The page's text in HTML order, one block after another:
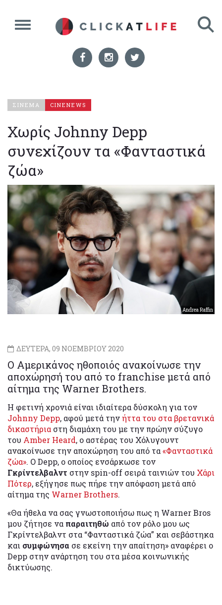
ΣΙΝΕΜΑ CINENEWS
Χωρίς Johnny Depp
συνεχίζουν τα «Φανταστικά
ζώα»
Andrea Raffin
ΔΕΥΤΕΡΑ, 09 ΝΟΕΜΒΡΙΟΥ 2020
Ο Αμερικάνος ηθοποιός ανακοίνωσε την
αποχώρησή του από το franchise μετά από
αίτημα της Warner Brothers.
Η φετινή χρονιά είναι ιδιαίτερα δύσκολη για τον
Johnny Depp, αφού μετά τηνήττα του στα βρετανικά
δικαστήρια στη διαμάχη του με την πρώην σύζυγο
του Amber Heard, ο αστέρας του Χόλυγουντ
ανακοίνωσε την αποχώρηση του από τα«Φανταστικά
ζώα». Ο Depp, ο οποίος ενσάρκωσε τον
Γκρίντελβαλντ στην spin-off σειρά ταινιών του Χάρι
Πότερ, εξήγησε πως πήρε την απόφαση μετά από
αίτημα της Warner Brothers.
«Θα ήθελα να σας γνωστοποιήσω πως η Warner Bros
μου ζήτησε να παραιτηθώ από τον ρόλο μου ως
Γκρίντελβαλντ στα “Φανταστικά ζώα” και σεβάστηκα
και συμφώνησα σε εκείνη την απαίτηση» αναφέρει ο
Depp στην ανάρτηση του στα μέσα κοινωνικής
δικτύωσης.